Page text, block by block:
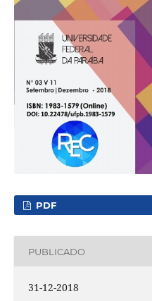
PDF
PUBLICADO
31-12-2018